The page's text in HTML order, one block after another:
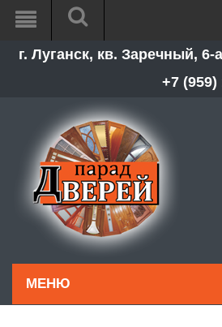
г. Луганск, кв. Заречный, 6-а
+7 (959)
МЕНЮ